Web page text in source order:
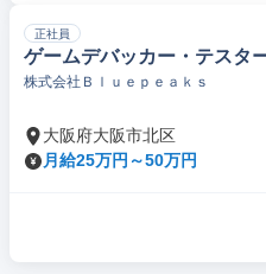
正社員
ゲームデバッカー・テスタ
株式会社Ｂｌｕｅｐｅａｋｓ
大阪府大阪市北区
月給25万円～50万円